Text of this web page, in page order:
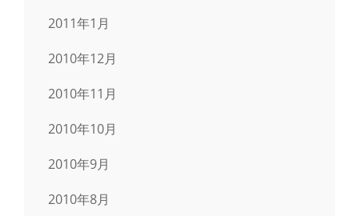
2011年1月
2010年12月
2010年11月
2010年10月
2010年9月
2010年8月